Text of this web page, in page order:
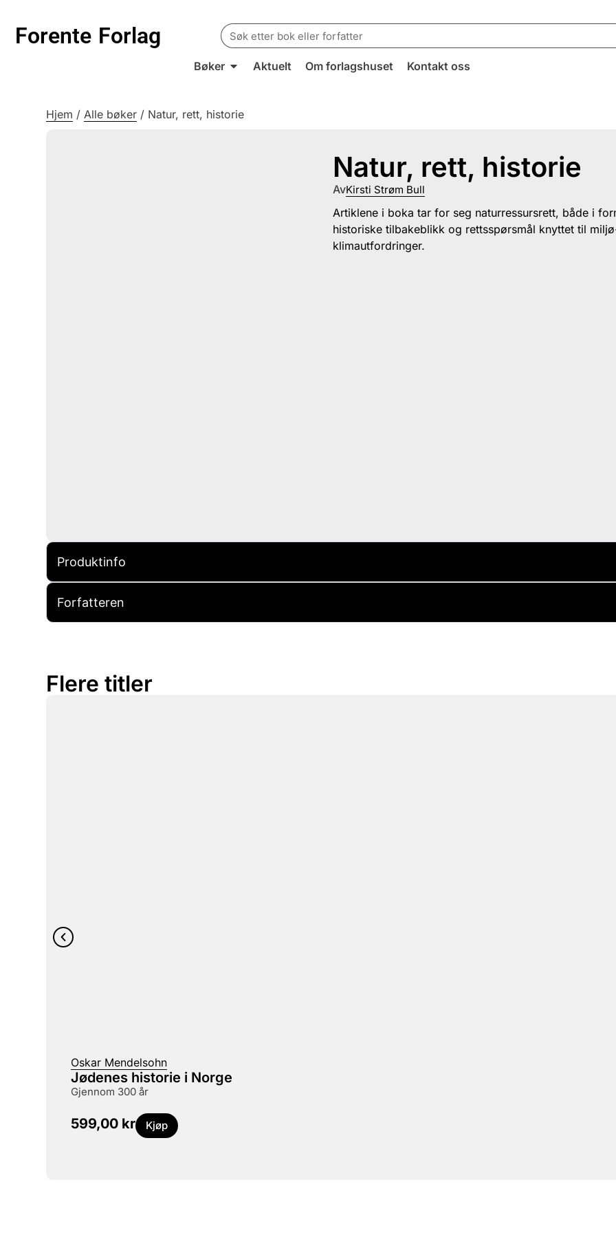
Forente Forlag
Search
for:
Bøker Aktuelt Om forlagshuset Kontakt oss
Hjem /Alle bøker / Natur, rett, historie
Natur, rett, historie
AvKirsti Strøm Bull
Artiklene i boka tar for seg naturressursrett, både i
historiske tilbakeblikk og rettsspørsmål knyttet til
klimautfordringer.
Produktinfo
Forfatteren
Flere titler
Oskar Mendelsohn
Jødenes historie i Norge
gjennom 300 år
599,00 kr Kjøp